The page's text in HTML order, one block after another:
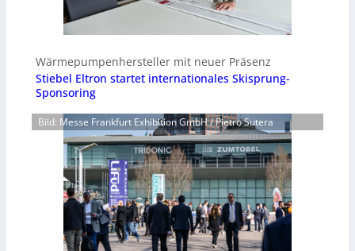
Wärmepumpenhersteller mit neuer Präsenz
Stiebel Eltron startet internationales Skisprung-
Sponsoring
Bild: Messe Frankfurt Exhibition GmbH / Pietro Sutera